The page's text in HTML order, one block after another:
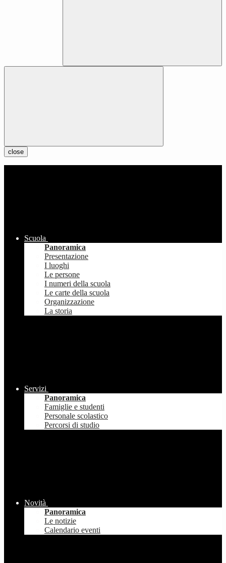
close
Scuola
Panoramica
Presentazione
I luoghi
Le persone
I numeri della scuola
Le carte della scuola
Organizzazione
La storia
Servizi
Panoramica
Famiglie e studenti
Personale scolastico
Percorsi di studio
Novità
Panoramica
Le notizie
Calendario eventi